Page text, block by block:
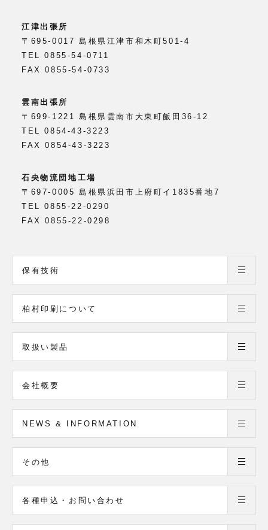
江津出張所
〒695-0017 島根県江津市和木町501-4
TEL 0855-54-0711
FAX 0855-54-0733
雲南出張所
〒699-1221 島根県雲南市大東町飯田36-12
TEL 0854-43-3223
FAX 0854-43-3223
石央物流団地工場
〒697-0005 島根県浜田市上府町イ1835番地7
TEL 0855-22-0290
FAX 0855-22-0298
保有技術
柏村印刷について
取扱い製品
会社概要
NEWS & INFORMATION
その他
各種申込・お問い合わせ